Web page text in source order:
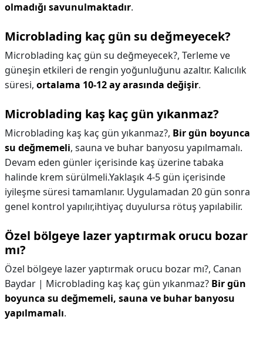
olmadığı savunulmaktadır.
Microblading kaç gün su değmeyecek?
Microblading kaç gün su değmeyecek?, Terleme ve
güneşin etkileri de rengin yoğunluğunu azaltır. Kalıcılık
süresi, ortalama 10-12 ay arasında değişir.
Microblading kaş kaç gün yıkanmaz?
Microblading kaş kaç gün yıkanmaz?, Bir gün boyunca
su değmemeli, sauna ve buhar banyosu yapılmamalı.
Devam eden günler içerisinde kaş üzerine tabaka
halinde krem sürülmeli.Yaklaşık 4-5 gün içerisinde
iyileşme süresi tamamlanır. Uygulamadan 20 gün sonra
genel kontrol yapılır,ihtiyaç duyulursa rötuş yapılabilir.
Özel bölgeye lazer yaptırmak orucu bozar
mı?
Özel bölgeye lazer yaptırmak orucu bozar mı?, Canan
Baydar | Microblading kaş kaç gün yıkanmaz? Bir gün
boyunca su değmemeli, sauna ve buhar banyosu
yapılmamalı.